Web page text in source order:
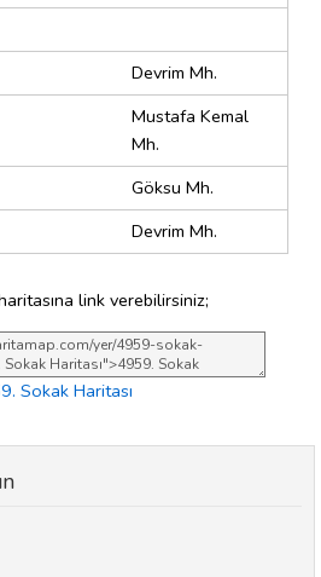
Devrim Mh.
Mustafa Kemal
Mh.
Göksu Mh.
Devrim Mh.
link verebilirsiniz;
Sokak Haritası